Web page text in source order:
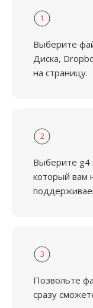
1
Выберите
Диска,
на страницу.
2
Выберите g4
который вам
3
Позвольте
сразу